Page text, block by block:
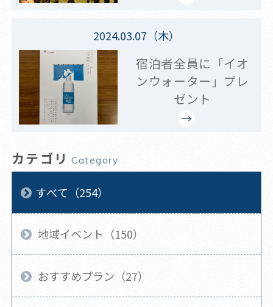
2024.03.07（木）
宿泊者全員に「イオ
ンウォーター」プレ
ゼント
カテゴリ Category
すべて（254）
地域イベント（150）
おすすめプラン（27）